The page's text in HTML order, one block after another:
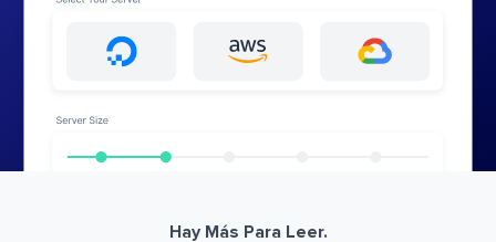
Hay Más Para Leer.